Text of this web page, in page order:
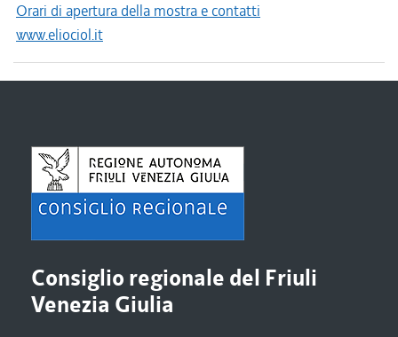
Orari di apertura della mostra e contatti
www.eliociol.it
Consiglio regionale del Friuli
Venezia Giulia